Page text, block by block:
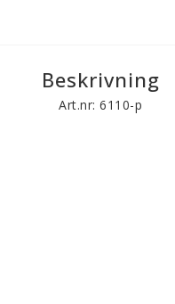
Beskrivning
Art.nr: 6110-p